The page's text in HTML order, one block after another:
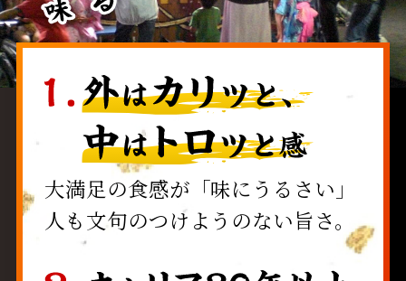
大満足の食感が「味にうるさい」
人も文句のつけようのない旨さ。